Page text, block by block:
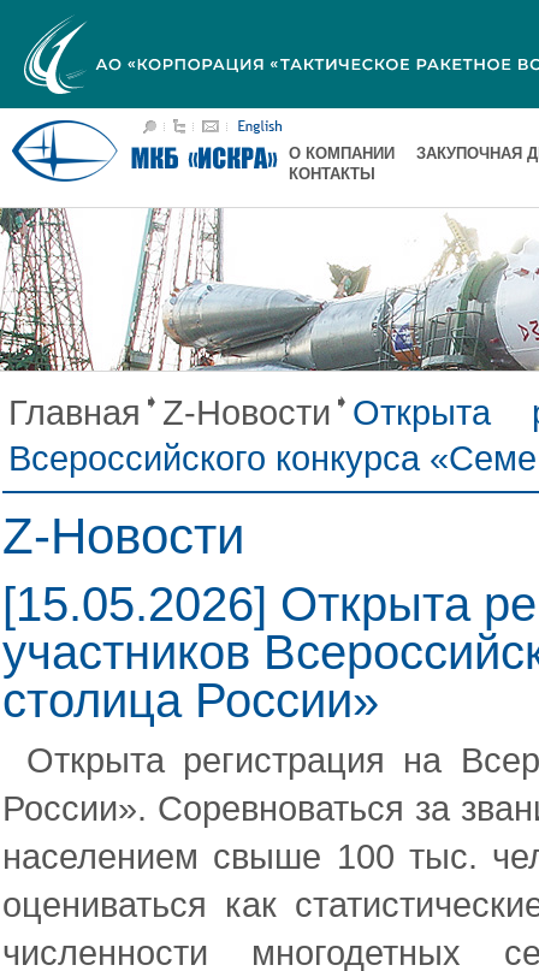
О КОМПАНИИ
ЗАКУПОЧНАЯ
КОНТАКТЫ
Главная Z-Новости
Открыта
Всероссийского конкурса
Z-Новости
[15.05.2026] Открыта
участников
столица России»
Открыта регистрация на
России». Соревноваться за
населением свыше 100 тыс.
оцениваться как
численности многодетных